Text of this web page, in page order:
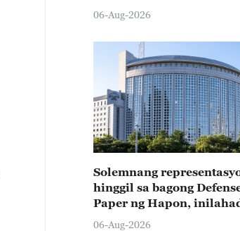
06-Aug-2026
Solemnang
hinggil sa bagong
Paper ng Hapon,
Tsina
06-Aug-2026